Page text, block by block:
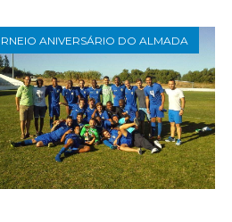
ANIVERSÁRIO DO ALMADA